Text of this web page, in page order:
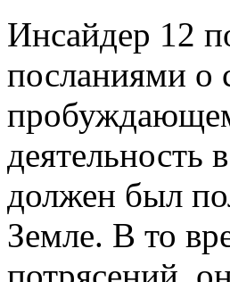
Инсайдер 12
посланиями о
деятельность
должен был
Земле. В то